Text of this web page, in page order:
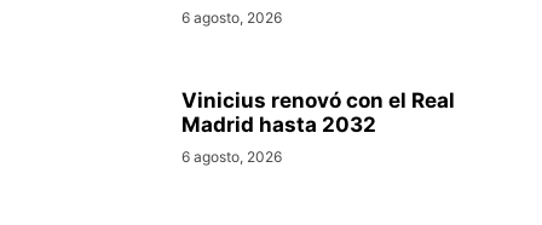
6 agosto, 2026
Vinicius renovó con el Real
Madrid hasta 2032
6 agosto, 2026